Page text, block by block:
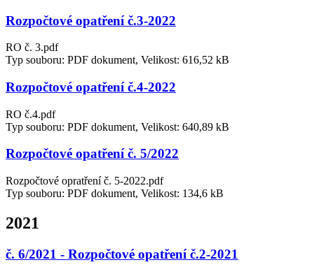
Rozpočtové opatření č.3-2022
RO č. 3.pdf
Typ souboru: PDF dokument, Velikost: 616,52 kB
Rozpočtové opatření č.4-2022
RO č.4.pdf
Typ souboru: PDF dokument, Velikost: 640,89 kB
Rozpočtové opatření č. 5/2022
Rozpočtové opratření č. 5-2022.pdf
Typ souboru: PDF dokument, Velikost: 134,6 kB
2021
č. 6/2021 - Rozpočtové opatření č.2-2021